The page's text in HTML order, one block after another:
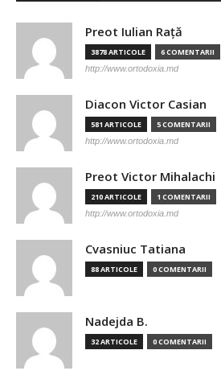
Preot Iulian Raţă
3878 ARTICOLE 6 COMENTARII
http://www.ortodoxia.md
Diacon Victor Casian
581 ARTICOLE 5 COMENTARII
http://www.ortodoxia.md
Preot Victor Mihalachi
210 ARTICOLE 1 COMENTARII
http://www.ortodoxia.md
Cvasniuc Tatiana
88 ARTICOLE 0 COMENTARII
Nadejda B.
32 ARTICOLE 0 COMENTARII